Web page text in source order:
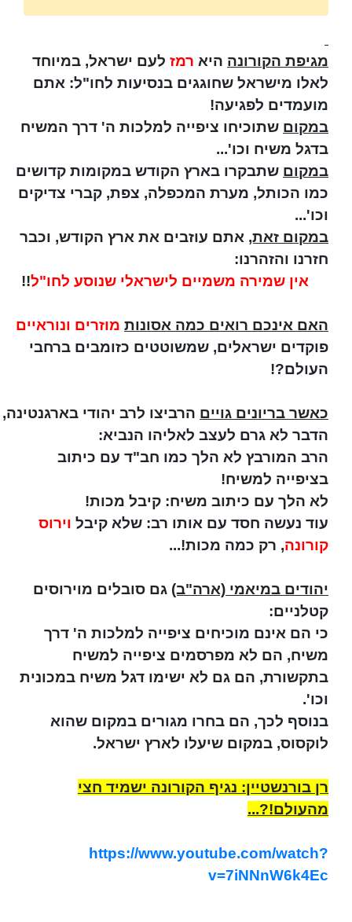
מגיפת הקורונה היא רמז לעם ישראל, במיוחד
לאלו מישראל שחוגגים בנסיעות לחו"ל: אתם
מועמדים לפגיעה!
במקום שתוכיחו ציפייה למלכות ה' דרך המשיח
בדגל משיח וכו'...
במקום שתבקרו בארץ הקודש במקומות קדושים
כמו הכותל, מערת המכפלה, צפת, קברי צדיקים
וכו'...
במקום זאת, אתם עוזבים את ארץ הקודש, וכבר
חזרנו והזהרנו:
אין שמירה משמיים לישראלי שנוסע לחו"ל!!
האם אינכם רואים כמה אסונות מוזרים ונוראיים
פוקדים ישראלים, שמשוטטים כזומבים ברחבי
העולם?!
כאשר בריונים גויים הרביצו לרב יהודי בארגנטינה,
הדבר לא גרם לעצב לאליהו הנביא:
הרב המורבץ לא הלך כמו חב"ד עם כיתוב
בציפייה למשיח!
לא הלך עם כיתוב משיח: קיבל מכות!
עוד נעשה חסד עם אותו רב: שלא קיבל וירוס
קורונה, רק כמה מכות!...
יהודים במיאמי (ארה"ב) גם סובלים מוירוסים
קטלניים:
כי הם אינם מוכיחים ציפייה למלכות ה' דרך
משיח, הם לא מפרסמים ציפייה למשיח
בתקשורת, הם גם לא ישימו דגל משיח במכונית
וכו'.
בנוסף לכך, הם בחרו מגורים במקום שהוא
לוקסוס, במקום שיעלו לארץ ישראל.
רן בורנשטיין: נגיף הקורונה ישמיד חצי
מהעולם!?...
https://www.youtube.com/watch?
v=7iNNnW6k4Ec